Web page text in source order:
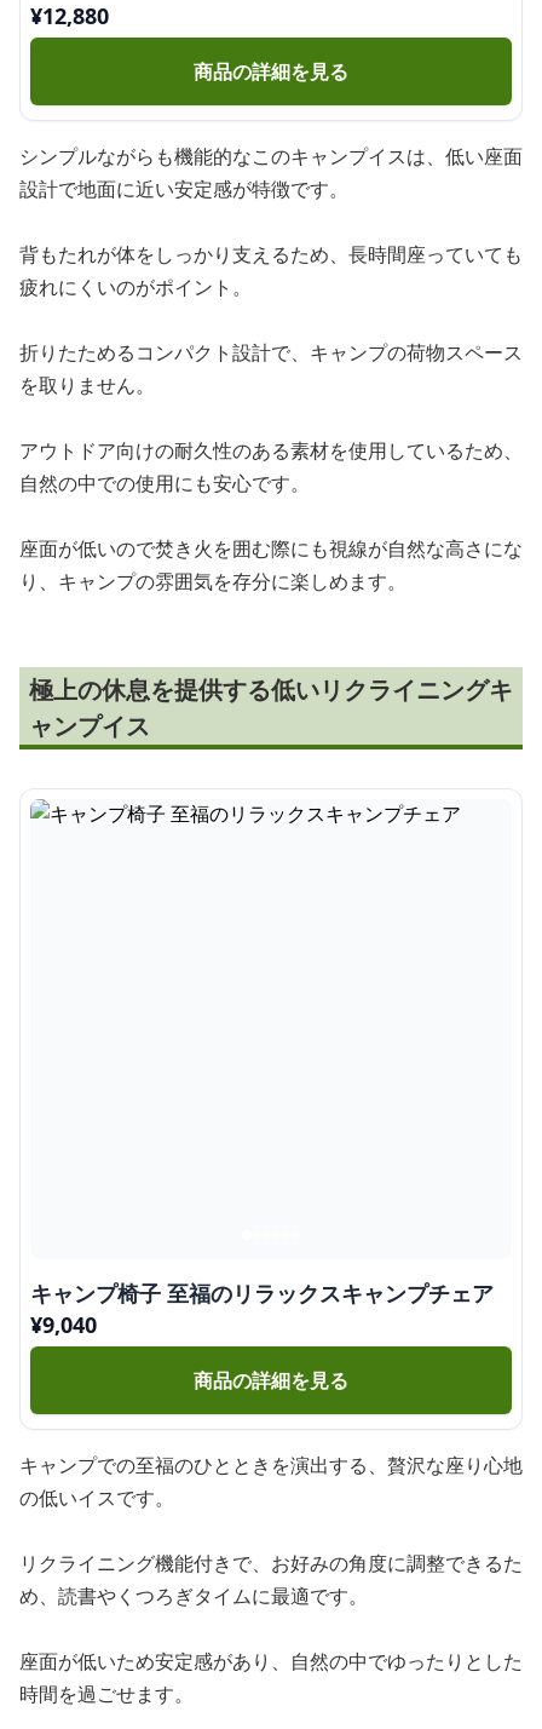
¥12,880
商品の詳細を見る
シンプルながらも機能的なこのキャンプイスは、低い座面
設計で地面に近い安定感が特徴です。
背もたれが体をしっかり支えるため、長時間座っていても
疲れにくいのがポイント。
折りたためるコンパクト設計で、キャンプの荷物スペース
を取りません。
アウトドア向けの耐久性のある素材を使用しているため、
自然の中での使用にも安心です。
座面が低いので焚き火を囲む際にも視線が自然な高さにな
り、キャンプの雰囲気を存分に楽しめます。
極上の休息を提供する低いリクライニングキ
ャンプイス
キャンプ椅子 至福のリラックスキャンプチェア
¥9,040
商品の詳細を見る
キャンプでの至福のひとときを演出する、贅沢な座り心地
の低いイスです。
リクライニング機能付きで、お好みの角度に調整できるた
め、読書やくつろぎタイムに最適です。
座面が低いため安定感があり、自然の中でゆったりとした
時間を過ごせます。